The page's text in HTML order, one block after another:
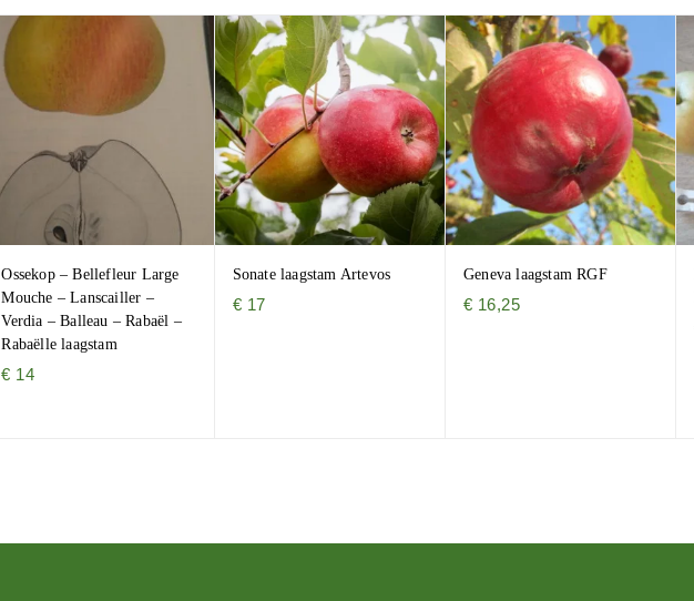
Ossekop – Bellefleur Large
Mouche – Lanscailler –
Verdia – Balleau – Rabaël –
Rabaëlle laagstam
€ 14
Sonate laagstam Artevos
€ 17
Geneva laagstam RGF
€ 16,25